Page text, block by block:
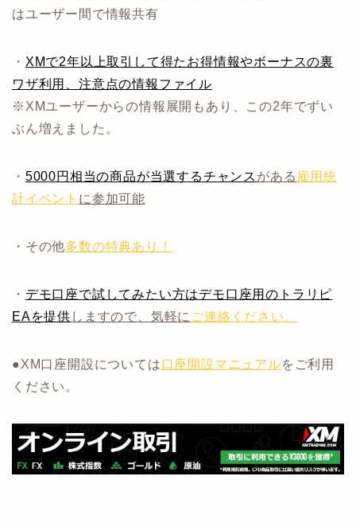
はユーザー間で情報共有
・ XMで2年以上取引して得たお得情報やボーナスの裏
ワザ利用、注意点の情報ファイル
※XMユーザーからの情報展開もあり、この2年でずい
ぶん増えました。
・ 5000円相当の商品が当選するチャンス がある 雇用統
計イベント に参加可能
・その他多数の特典あり！
・ デモ口座で試してみたい方はデモ口座用のトラリピ
EAを提供 しますので、気軽に ご連絡ください。
●XM口座開設については口座開設マニュアルをご利用
ください。